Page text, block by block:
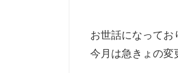
お世話になってお
今月は急きょの変